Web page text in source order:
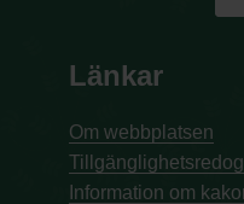
Länkar
Om webbplatsen
Information om